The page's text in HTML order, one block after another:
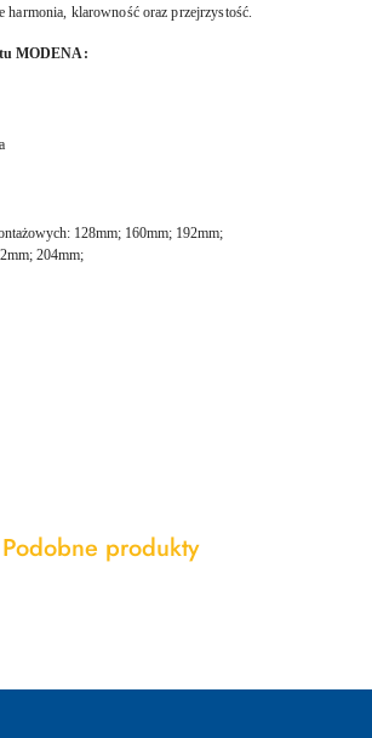
harmonia, klarowność oraz przejrzystość.
MODENA:
128mm; 160mm; 192mm;
204mm;
produktów
Produkty
Podobne produkty